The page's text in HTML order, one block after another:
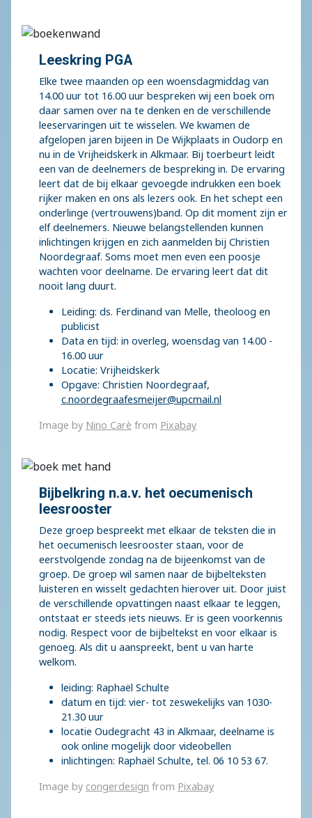
Leeskring PGA
Elke twee maanden op een woensdagmiddag van
14.00 uur tot 16.00 uur bespreken wij een boek om
daar samen over na te denken en de verschillende
leeservaringen uit te wisselen. We kwamen de
afgelopen jaren bijeen in De Wijkplaats in Oudorp en
nu in de Vrijheidskerk in Alkmaar. Bij toerbeurt leidt
een van de deelnemers de bespreking in. De ervaring
leert dat de bij elkaar gevoegde indrukken een boek
rijker maken en ons als lezers ook. En het schept een
onderlinge (vertrouwens)band. Op dit moment zijn er
elf deelnemers. Nieuwe belangstellenden kunnen
inlichtingen krijgen en zich aanmelden bij Christien
Noordegraaf. Soms moet men even een poosje
wachten voor deelname. De ervaring leert dat dit
nooit lang duurt.
Leiding: ds. Ferdinand van Melle, theoloog en
publicist
Data en tijd: in overleg, woensdag van 14.00 -
16.00 uur
Locatie: Vrijheidskerk
Opgave: Christien Noordegraaf,
c.noordegraafesmeijer@upcmail.nl
Image by Nino Carè from Pixabay
Bijbelkring n.a.v. het oecumenisch
leesrooster
Deze groep bespreekt met elkaar de teksten die in
het oecumenisch leesrooster staan, voor de
eerstvolgende zondag na de bijeenkomst van de
groep. De groep wil samen naar de bijbelteksten
luisteren en wisselt gedachten hierover uit. Door juist
de verschillende opvattingen naast elkaar te leggen,
ontstaat er steeds iets nieuws. Er is geen voorkennis
nodig. Respect voor de bijbeltekst en voor elkaar is
genoeg. Als dit u aanspreekt, bent u van harte
welkom.
leiding: Raphaël Schulte
datum en tijd: vier- tot zeswekelijks van 1030-
21.30 uur
locatie Oudegracht 43 in Alkmaar, deelname is
ook online mogelijk door videobellen
inlichtingen: Raphaël Schulte, tel. 06 10 53 67.
Image by congerdesign from Pixabay